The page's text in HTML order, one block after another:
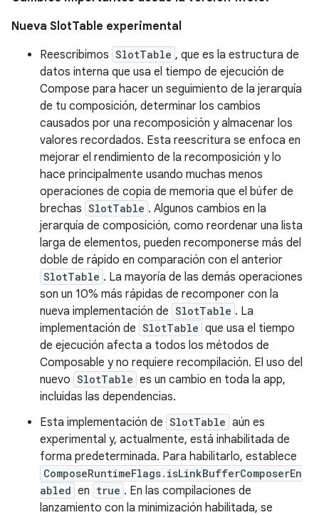
Nueva SlotTable experimental
Reescribimos SlotTable , que es la estructura de
datos interna que usa el tiempo de ejecución de
Compose para hacer un seguimiento de la jerarquía
de tu composición, determinar los cambios
causados por una recomposición y almacenar los
valores recordados. Esta reescritura se enfoca en
mejorar el rendimiento de la recomposición y lo
hace principalmente usando muchas menos
operaciones de copia de memoria que el búfer de
brechas SlotTable . Algunos cambios en la
jerarquía de composición, como reordenar una lista
larga de elementos, pueden recomponerse más del
doble de rápido en comparación con el anterior
SlotTable . La mayoría de las demás operaciones
son un 10% más rápidas de recomponer con la
nueva implementación de SlotTable . La
implementación de SlotTable que usa el tiempo
de ejecución afecta a todos los métodos de
Composable y no requiere recompilación. El uso del
nuevo SlotTable es un cambio en toda la app,
incluidas las dependencias.
Esta implementación de SlotTable aún es
experimental y, actualmente, está inhabilitada de
forma predeterminada. Para habilitarlo, establece
ComposeRuntimeFlags.isLinkBufferComposerEn
abled en true . En las compilaciones de
lanzamiento con la minimización habilitada, se